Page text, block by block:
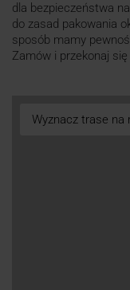
dla bezpieczeństwa
do zasad pakowania
sposób mamy
Zamów i przekonaj
Wyznacz trase na